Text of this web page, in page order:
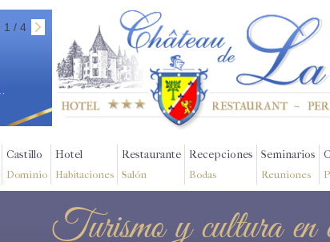
1 / 4
Castillo
Dominio
Hotel
Habitaciones
Restaurante
Salón
Recepciones
Bodas
Seminarios
Reuniones
Turismo y cultura